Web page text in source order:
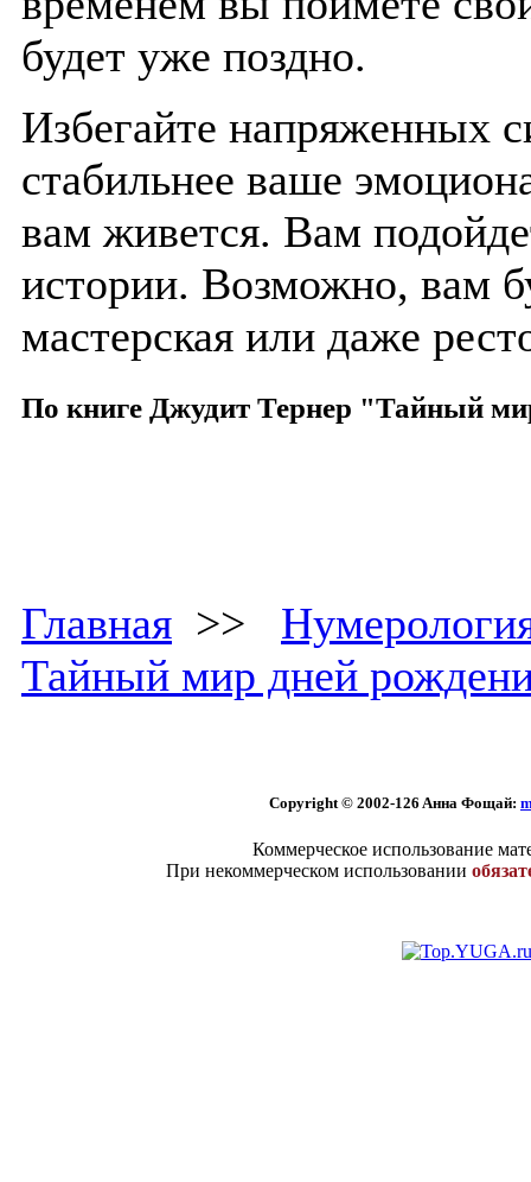
будет уже поздно.
Избегайте напряженных
стабильнее ваше
вам живется. Вам
истории. Возможно, вам
мастерская или даже
По книге Джудит Тернер "Тайный
Главная >>
Тайный мир дней
Copyright © 2002-126 Aннa Фoщaй:
Коммерческое использование
При некоммерческом использовании